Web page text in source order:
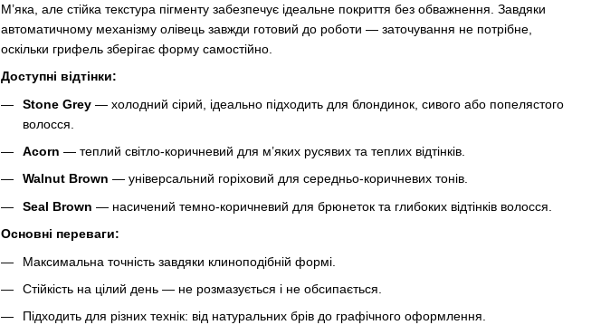
М’яка, але стійка текстура пігменту забезпечує ідеальне покриття без обважнення. Завдяки
автоматичному механізму олівець завжди готовий до роботи — заточування не потрібне,
оскільки грифель зберігає форму самостійно.
Доступні відтінки:
Stone Grey — холодний сірий, ідеально підходить для блондинок, сивого або попелястого
волосся.
Acorn — теплий світло-коричневий для м’яких русявих та теплих відтінків.
Walnut Brown — універсальний горіховий для середньо-коричневих тонів.
Seal Brown — насичений темно-коричневий для брюнеток та глибоких відтінків волосся.
Основні переваги:
Максимальна точність завдяки клиноподібній формі.
Стійкість на цілий день — не розмазується і не обсипається.
Підходить для різних технік: від натуральних брів до графічного оформлення.